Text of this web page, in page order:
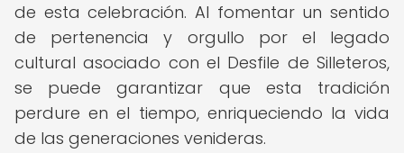
de esta celebración. Al fomentar un sentido
de pertenencia y orgullo por el legado
cultural asociado con el Desfile de Silleteros,
se puede garantizar que esta tradición
perdure en el tiempo, enriqueciendo la vida
de las generaciones venideras.